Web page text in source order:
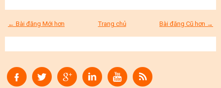
← Bài đăng Mới hơn Bài đăng Cũ hơn →
Trang chủ